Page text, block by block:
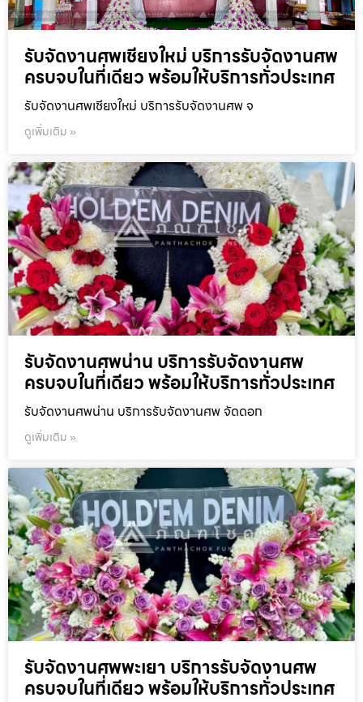
รับจัดงานศพเชียงใหม่ บริการรับจัดงานศพ
ครบจบในที่เดียว พร้อมให้บริการทั่วประเทศ
รับจัดงานศพเชียงใหม่ บริการรับจัดงานศพ จ
ดูเพิ่มเติม »
รับจัดงานศพน่าน บริการรับจัดงานศพ
ครบจบในที่เดียว พร้อมให้บริการทั่วประเทศ
รับจัดงานศพน่าน บริการรับจัดงานศพ จัดดอก
ดูเพิ่มเติม »
รับจัดงานศพพะเยา บริการรับจัดงานศพ
ครบจบในที่เดียว พร้อมให้บริการทั่วประเทศ